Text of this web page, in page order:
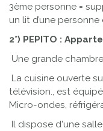
3ème personne =
un lit d’une
2°) PEPITO :
Une grande
La cuisine ouverte
télévision., est
Micro-ondes,
Il dispose d'une